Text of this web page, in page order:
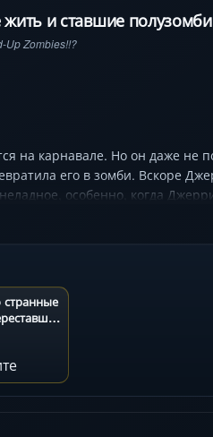
и ставшие
Up Zombies!!?
на карнавале. Но он даже не
его в зомби. Вскоре
особенно, когда